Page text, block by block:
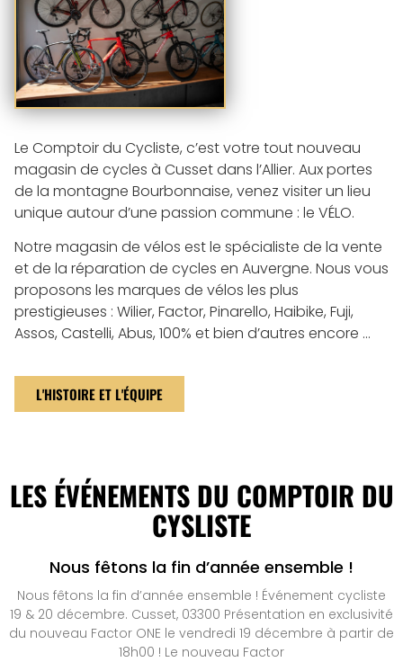
Le Comptoir du Cycliste, c’est votre tout nouveau
magasin de cycles à Cusset dans l’Allier. Aux portes
de la montagne Bourbonnaise, venez visiter un lieu
unique autour d’une passion commune : le VÉLO.
Notre magasin de vélos est le spécialiste de la vente
et de la réparation de cycles en Auvergne. Nous vous
proposons les marques de vélos les plus
prestigieuses : Wilier, Factor, Pinarello, Haibike, Fuji,
Assos, Castelli, Abus, 100% et bien d’autres encore …
L'HISTOIRE ET L'ÉQUIPE
LES ÉVÉNEMENTS DU COMPTOIR DU
CYSLISTE
Nous fêtons la fin d’année ensemble !
Nous fêtons la fin d’année ensemble ! Événement cycliste
19 & 20 décembre. Cusset, 03300 Présentation en exclusivité
du nouveau Factor ONE le vendredi 19 décembre à partir de
18h00 ! Le nouveau Factor